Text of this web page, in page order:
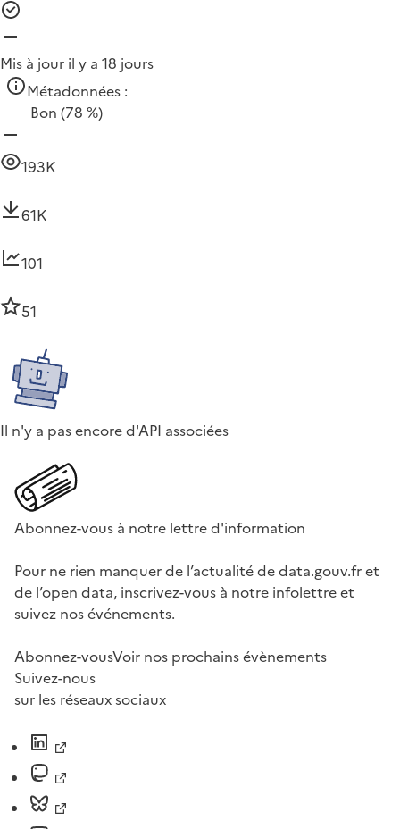
Mis à jour il y a 18 jours
Métadonnées :
Bon (78 %)
193K
61K
101
51
Il n'y a pas encore d'API associées
Abonnez-vous à notre lettre d'information
Pour ne rien manquer de l’actualité de data.gouv.fr et
de l’open data, inscrivez-vous à notre infolettre et
suivez nos événements.
Abonnez-vousVoir nos prochains évènements
Suivez-nous
sur les réseaux sociaux